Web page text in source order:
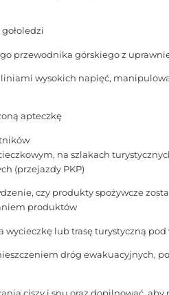
przewodnika górskiego z
wysokich napięć,
apteczkę
na szlakach
(przejazdy PKP)
czy produkty spożywcze
produktów
lub trasę turystyczną
dróg ewakuacyjnych,
ciszy i snu oraz dopilnować,